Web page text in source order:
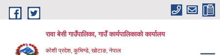
Skip to main content
रावा बेसी गाउँपालिका, गाउँ कार्यपालिकाको कार्यालय
कोशी प्रदेश, कुभिण्डे, खोटाङ, नेपाल